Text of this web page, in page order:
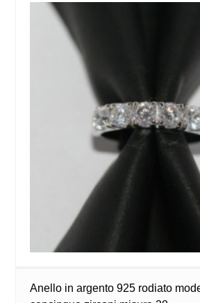
Anello in argento 925 rodiato